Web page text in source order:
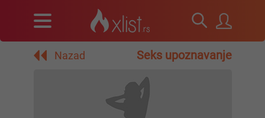
Nazad Seks upoznavanje